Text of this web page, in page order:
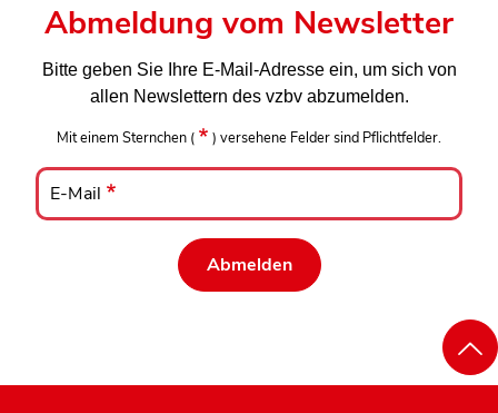
Abmeldung vom Newsletter
Bitte geben Sie Ihre E-Mail-Adresse ein, um sich von
allen Newslettern des vzbv abzumelden.
Mit einem Sternchen ( ) versehene Felder sind Pflichtfelder.
E-
Mail
E-Mail